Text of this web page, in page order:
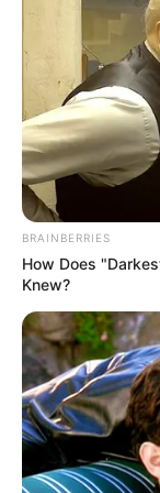
Окремо Смешко
ядерної зброї.
За його
значно
заощадив
водночас
«Жодна країна
ціною власної
Захід має
BRAINBERRIES
How Does
Knew?